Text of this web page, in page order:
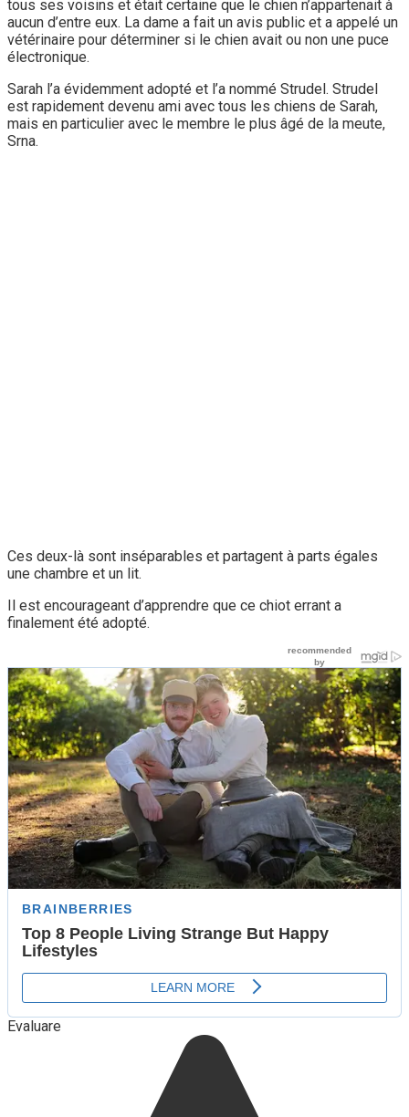
tous ses voisins et était certaine que le chien n’appartenait à
aucun d’entre eux. La dame a fait un avis public et a appelé un
vétérinaire pour déterminer si le chien avait ou non une puce
électronique.
Sarah l’a évidemment adopté et l’a nommé Strudel. Strudel
est rapidement devenu ami avec tous les chiens de Sarah,
mais en particulier avec le membre le plus âgé de la meute,
Srna.
Ces deux-là sont inséparables et partagent à parts égales
une chambre et un lit.
Il est encourageant d’apprendre que ce chiot errant a
finalement été adopté.
Evaluare